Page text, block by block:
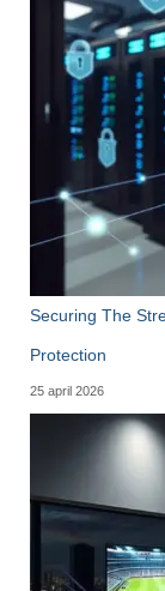
Securing The
Protection
25 april 2026